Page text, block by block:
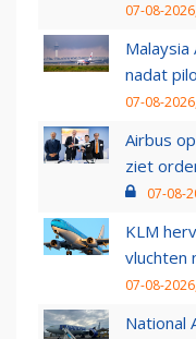
07-08-
nadat
07-08-
Airbus
ziet
07-08-
KLM
vluchten
07-08-
National